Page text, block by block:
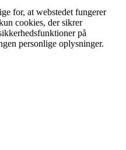
for, at webstedet fungerer
cookies, der sikrer
på
personlige oplysninger.